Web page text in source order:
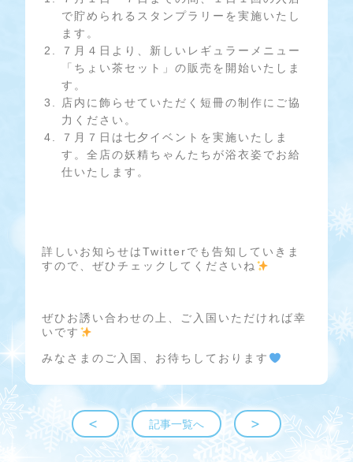
で貯められるスタンプラリーを実施いたし
ます。
７月４日より、新しいレギュラーメニュー
「ちょい茶セット」の販売を開始いたしま
す。
店内に飾らせていただく短冊の制作にご協
力ください。
７月７日は七夕イベントを実施いたしま
す。全店の妖精ちゃんたちが浴衣姿でお給
仕いたします。
詳しいお知らせはTwitterでも告知していきま
すので、ぜひチェックしてくださいね
ぜひお誘い合わせの上、ご入国いただければ幸
いです
みなさまのご入国、お待ちしております
記事一覧へ